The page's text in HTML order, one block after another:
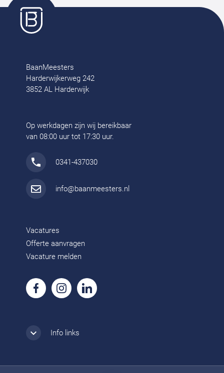
BaanMeesters
Harderwijkerweg 242
3852 AL Harderwijk
Op werkdagen zijn wij bereikbaar
van 08:00 uur tot 17:30 uur.
0341-437030
info@baanmeesters.nl
Vacatures
Offerte aanvragen
Vacature melden
Info links